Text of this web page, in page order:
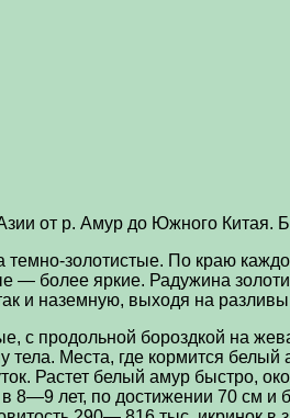
от р. Амур до Южного Китая.
темно-золотистые. По краю
— более яркие. Радужина
и наземную, выходя на
с продольной бороздкой на
Места, где кормится
Растет белый амур быстро,
8—9 лет, по достижении 70 см